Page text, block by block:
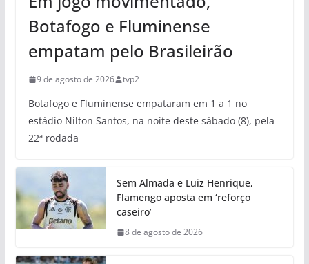
Botafogo e Fluminense
empatam pelo Brasileirão
9 de agosto de 2026 tvp2
Botafogo e Fluminense empataram em 1 a 1 no
estádio Nilton Santos, na noite deste sábado (8), pela
22ª rodada
Sem Almada e Luiz Henrique,
Flamengo aposta em ‘reforço
caseiro’
8 de agosto de 2026